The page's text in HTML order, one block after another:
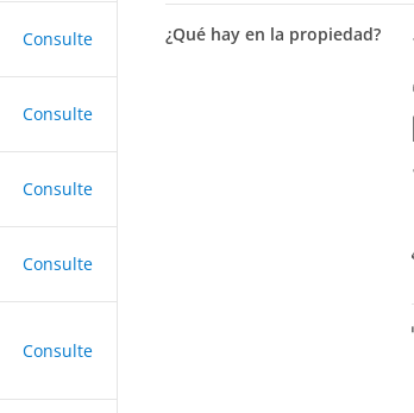
Consulte
Consulte
Consulte
Consulte
Consulte
¿Qué hay en la propiedad?